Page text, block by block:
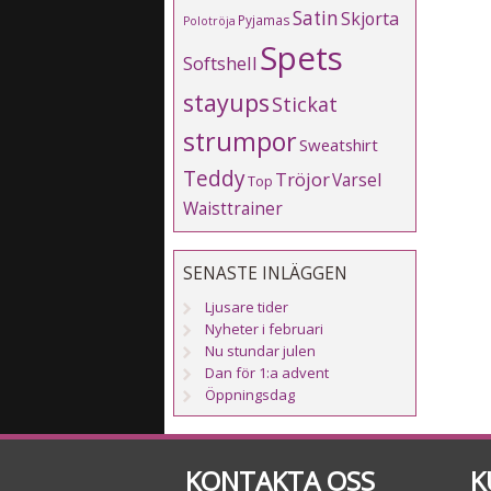
Polotröja PyjamasSatinSkjorta
Softshell Spets
stayupsStickat
strumporSweatshirt
TeddyTop TröjorVarsel
Waisttrainer
SENASTE INLÄGGEN
Ljusare tider
Nyheter i februari
Nu stundar julen
Dan för 1:a advent
Öppningsdag
KONTAKTA OSS